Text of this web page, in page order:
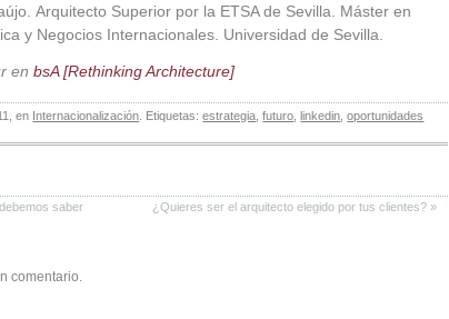
Arquitecto Superior por la ETSA de Sevilla. Máster en
y Negocios Internacionales. Universidad de Sevilla.
en bsA [Rethinking Architecture]
en Internacionalización . Etiquetas:estrategia ,futuro linkedin ,oportunidades
saber
¿Quieres ser el arquitecto elegido por tus clientes? »
comentario.